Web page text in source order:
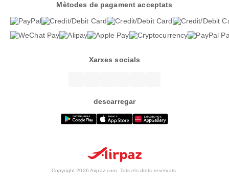
Mètodes de pagament acceptats
Xarxes socials
descarregar
Copyright 2026 Airpaz.com. Tots els drets reservats.